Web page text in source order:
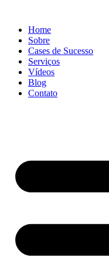
conteúdo
Home
Sobre
Cases de Sucesso
Serviços
Vídeos
Blog
Contato